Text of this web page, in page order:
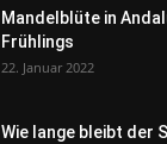
Mandelblüte in
Frühlings
22. Januar 2022
Wie lange bleibt der